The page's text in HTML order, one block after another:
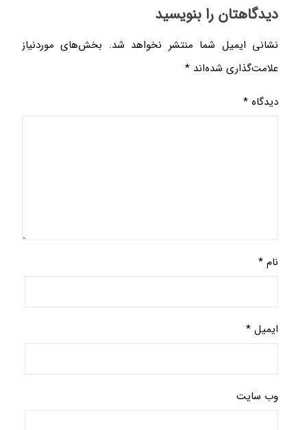
دیدگاهتان را بنویسید
نشانی ایمیل شما منتشر نخواهد شد.
بخش‌های موردنیاز
علامت‌گذاری شده‌اند *
دیدگاه*
نام*
ایمیل*
وب‌ سایت